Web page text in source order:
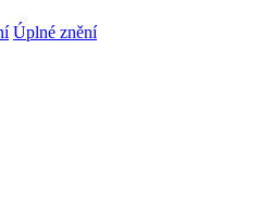
Úplné znění